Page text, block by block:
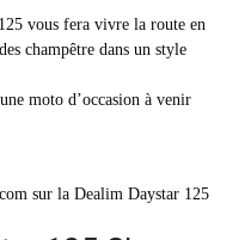
vous fera vivre la route en
champêtre dans un style
moto d’occasion à venir
sur la Dealim Daystar 125